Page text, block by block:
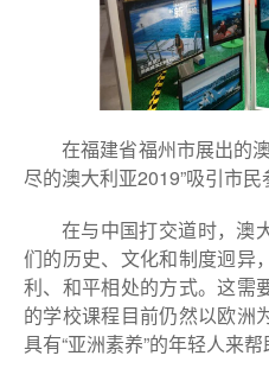
在福建省福州市展出的
尽的澳大利亚2019”吸引市
在与中国打交道时，澳
们的历史、文化和制度迥异
利、和平相处的方式。这需
的学校课程目前仍然以欧洲
具有“亚洲素养”的年轻人来